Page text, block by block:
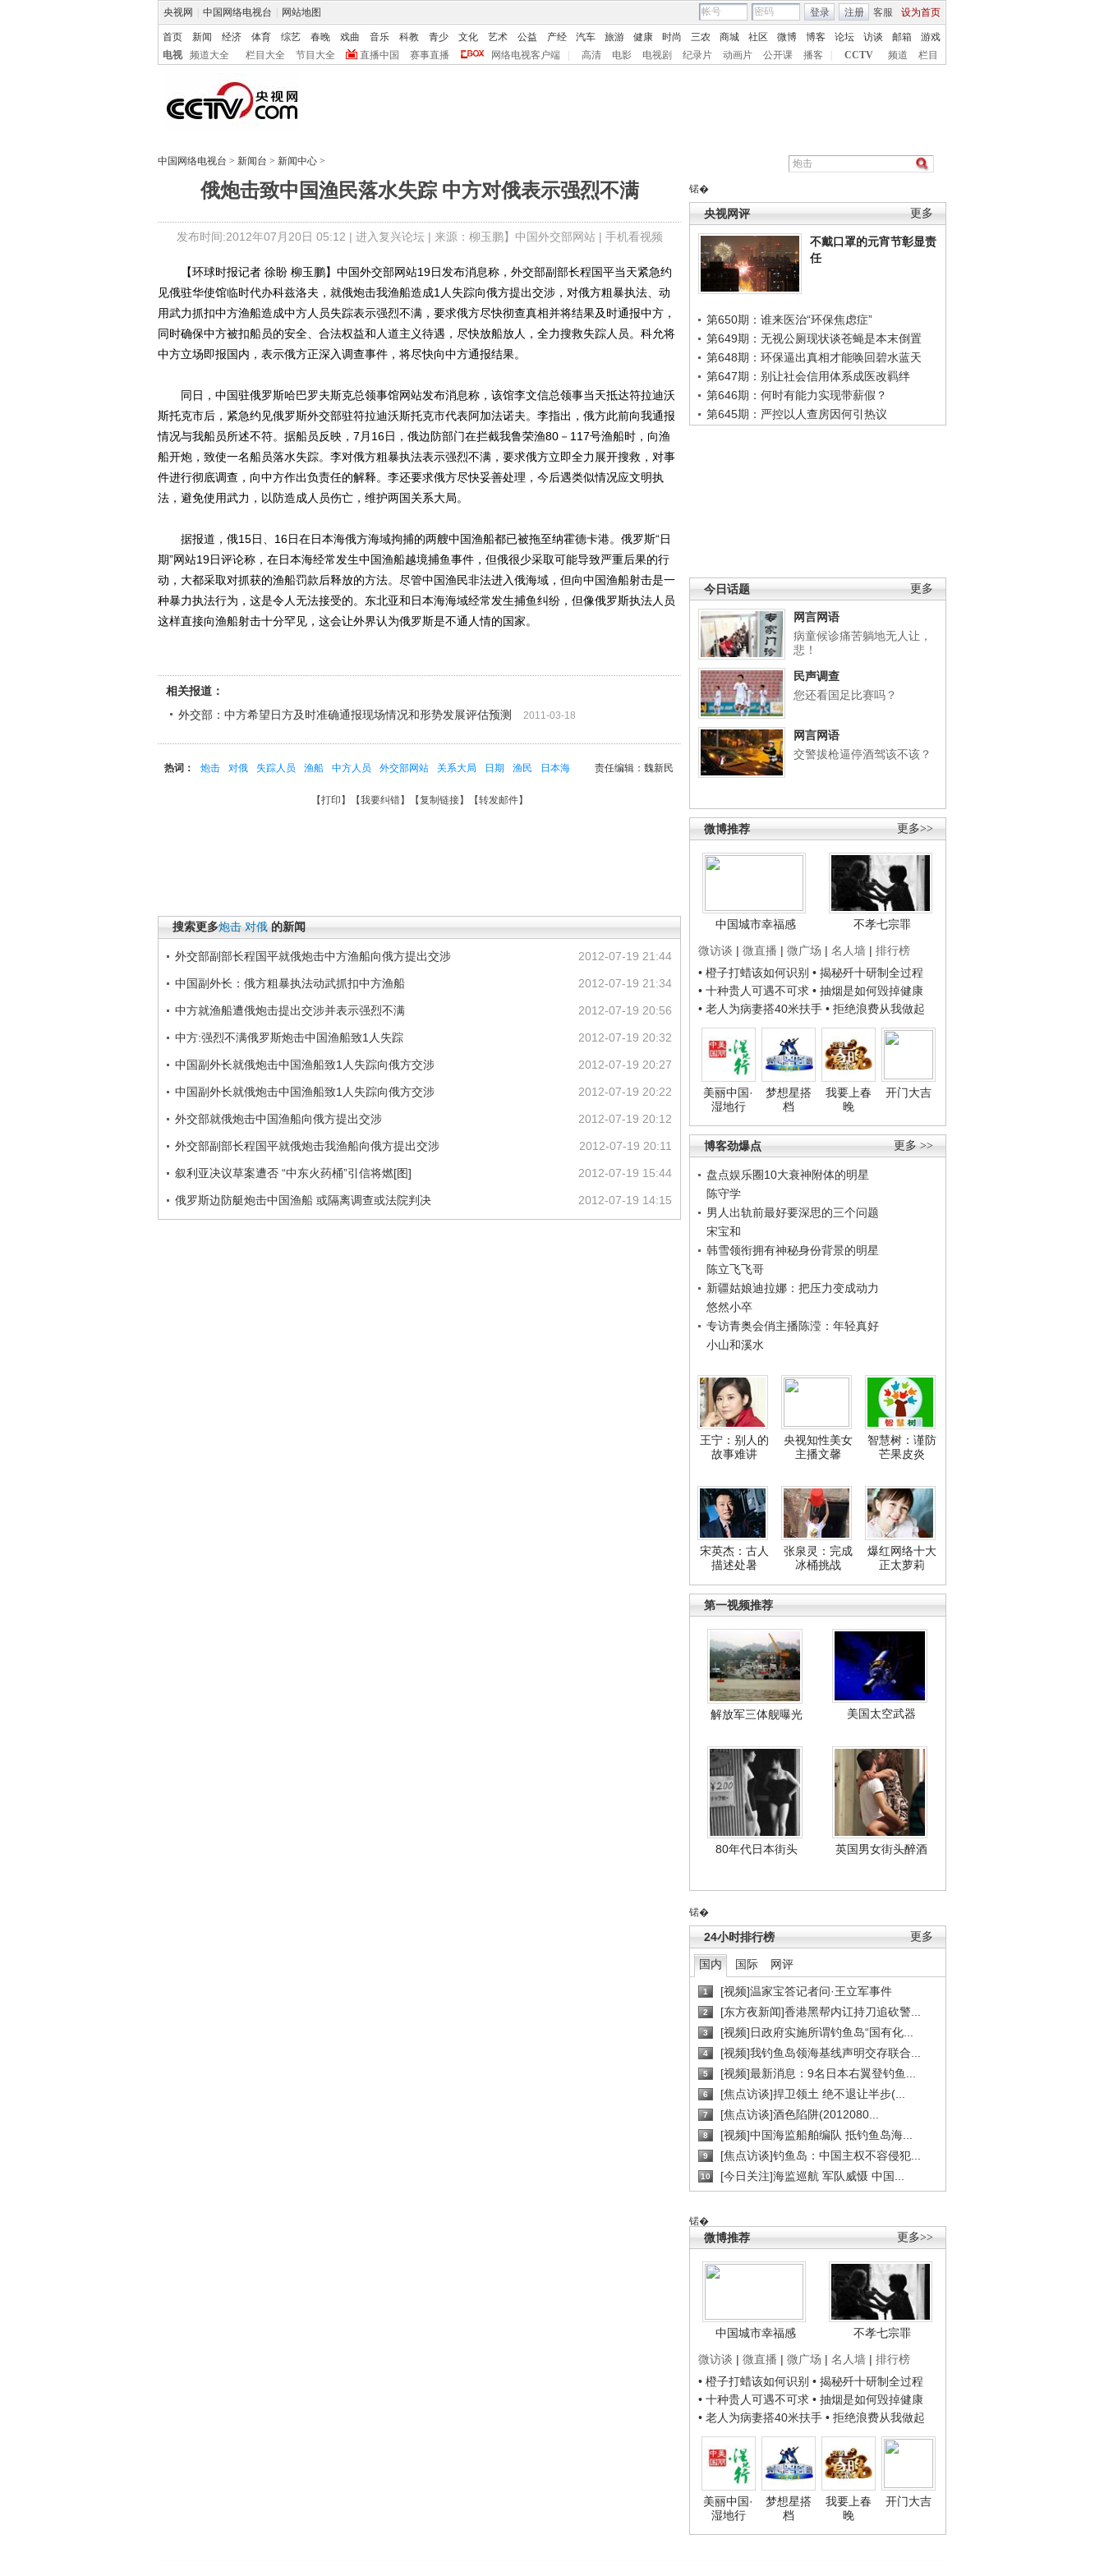
央视网 中国网络电视台 网站地图 客服 设为首页
登录 注册
首页 新闻 经济 体育 综艺 春晚 戏曲 音乐 科教 青少 文化 艺术 公益 产经 汽车 旅游 健康 时尚 三农 商城 社区 微博 博客 论坛 访谈 邮箱
游戏
电视
频道大全 栏目大全 节目大全 直播中国 赛事直播 网络电视客户端 高清 电影 电视剧 纪录片 动画片 公开课 播客 CCTV 频道 栏目
中国网络电视台 > 新闻台 > 新闻中心 >
俄炮击致中国渔民落水失踪 中方对俄表示强烈不满
发布时间:2012年07月20日 05:12 | 进入复兴论坛| 来源：柳玉鹏】中国外交部网站 | 手机看视频
锘�
更多
央视网评
不戴口罩的元宵节彰显责
任
第650期：谁来医治“环保焦虑症”
第649期：无视公厕现状谈苍蝇是本末倒置
第648期：环保逼出真相才能唤回碧水蓝天
第647期：别让社会信用体系成医改羁绊
第646期：何时有能力实现带薪假？
第645期：严控以人查房因何引热议
更多
今日话题
网言网语
病童候诊痛苦躺地无人让，
悲！
民声调查
您还看国足比赛吗？
网言网语
交警拔枪逼停酒驾该不该？
更多>>
微博推荐
中国城市幸福感
不孝七宗罪
微访谈 | 微直播 | 微广场 | 名人墙 | 排行榜
• 橙子打蜡该如何识别 • 揭秘歼十研制全过程
• 十种贵人可遇不可求 • 抽烟是如何毁掉健康
• 老人为病妻搭40米扶手 • 拒绝浪费从我做起
美丽中国·
湿地行
梦想星搭
档
我要上春
晚
开门大吉
更多 >>
博客劲爆点
盘点娱乐圈10大衰神附体的明星
陈守学
男人出轨前最好要深思的三个问题
宋宝和
韩雪领衔拥有神秘身份背景的明星
陈立飞飞哥
新疆姑娘迪拉娜：把压力变成动力
悠然小卒
专访青奥会俏主播陈滢：年轻真好
小山和溪水
王宁：别人的
故事难讲
央视知性美女
主播文馨
智慧树：谨防
芒果皮炎
宋英杰：古人
描述处暑
张泉灵：完成
冰桶挑战
爆红网络十大
正太萝莉
第一视频推荐
解放军三体舰曝光 美国太空武器
80年代日本街头 英国男女街头醉酒
锘�
更多
24小时排行榜
国内 国际 网评
1 [视频]温家宝答记者问·王立军事件
2 [东方夜新闻]香港黑帮内讧持刀追砍警...
3 [视频]日政府实施所谓钓鱼岛“国有化...
4 [视频]我钓鱼岛领海基线声明交存联合...
5 [视频]最新消息：9名日本右翼登钓鱼...
6 [焦点访谈]捍卫领土 绝不退让半步(...
7 [焦点访谈]酒色陷阱(2012080...
8 [视频]中国海监船舶编队 抵钓鱼岛海...
9 [焦点访谈]钓鱼岛：中国主权不容侵犯...
10 [今日关注]海监巡航 军队威慑 中国...
锘�
更多>>
微博推荐
中国城市幸福感
不孝七宗罪
微访谈 | 微直播 | 微广场 | 名人墙 | 排行榜
• 橙子打蜡该如何识别 • 揭秘歼十研制全过程
• 十种贵人可遇不可求 • 抽烟是如何毁掉健康
• 老人为病妻搭40米扶手 • 拒绝浪费从我做起
美丽中国·
湿地行
梦想星搭
档
我要上春
晚
开门大吉
【环球时报记者 徐盼 柳玉鹏】中国外交部网站19日发布消息称，外交部副部长程国平当天紧急约
见俄驻华使馆临时代办科兹洛夫，就俄炮击我渔船造成1人失踪向俄方提出交涉，对俄方粗暴执法、动
用武力抓扣中方渔船造成中方人员失踪表示强烈不满，要求俄方尽快彻查真相并将结果及时通报中方，
同时确保中方被扣船员的安全、合法权益和人道主义待遇，尽快放船放人，全力搜救失踪人员。科允将
中方立场即报国内，表示俄方正深入调查事件，将尽快向中方通报结果。
同日，中国驻俄罗斯哈巴罗夫斯克总领事馆网站发布消息称，该馆李文信总领事当天抵达符拉迪沃
斯托克市后，紧急约见俄罗斯外交部驻符拉迪沃斯托克市代表阿加法诺夫。李指出，俄方此前向我通报
情况与我船员所述不符。据船员反映，7月16日，俄边防部门在拦截我鲁荣渔80－117号渔船时，向渔
船开炮，致使一名船员落水失踪。李对俄方粗暴执法表示强烈不满，要求俄方立即全力展开搜救，对事
件进行彻底调查，向中方作出负责任的解释。李还要求俄方尽快妥善处理，今后遇类似情况应文明执
法，避免使用武力，以防造成人员伤亡，维护两国关系大局。
据报道，俄15日、16日在日本海俄方海域拘捕的两艘中国渔船都已被拖至纳霍德卡港。俄罗斯“日
期”网站19日评论称，在日本海经常发生中国渔船越境捕鱼事件，但俄很少采取可能导致严重后果的行
动，大都采取对抓获的渔船罚款后释放的方法。尽管中国渔民非法进入俄海域，但向中国渔船射击是一
种暴力执法行为，这是令人无法接受的。东北亚和日本海海域经常发生捕鱼纠纷，但像俄罗斯执法人员
这样直接向渔船射击十分罕见，这会让外界认为俄罗斯是不通人情的国家。
相关报道：
外交部：中方希望日方及时准确通报现场情况和形势发展评估预测
2011-03-18
责任编辑：魏新民
热词： 炮击 对俄 失踪人员 渔船 中方人员 外交部网站 关系大局 日期 渔民 日本海
【打印 】【我要纠错】【复制链接】【转发邮件】
搜索更多炮击 对俄 的新闻
2012-07-19 21:44
外交部副部长程国平就俄炮击中方渔船向俄方提出交涉
2012-07-19 21:34
中国副外长：俄方粗暴执法动武抓扣中方渔船
2012-07-19 20:56
中方就渔船遭俄炮击提出交涉并表示强烈不满
2012-07-19 20:32
中方:强烈不满俄罗斯炮击中国渔船致1人失踪
2012-07-19 20:27
中国副外长就俄炮击中国渔船致1人失踪向俄方交涉
2012-07-19 20:22
中国副外长就俄炮击中国渔船致1人失踪向俄方交涉
2012-07-19 20:12
外交部就俄炮击中国渔船向俄方提出交涉
2012-07-19 20:11
外交部副部长程国平就俄炮击我渔船向俄方提出交涉
2012-07-19 15:44
叙利亚决议草案遭否 “中东火药桶”引信将燃[图]
2012-07-19 14:15
俄罗斯边防艇炮击中国渔船 或隔离调查或法院判决